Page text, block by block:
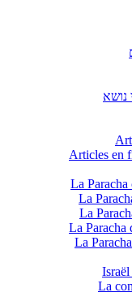
נושא
La Paracha
La
La
La Paracha
La
La